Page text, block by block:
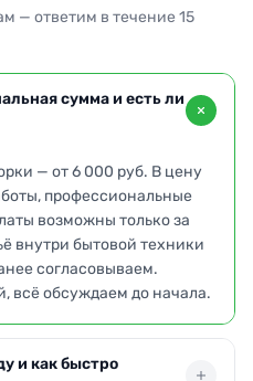
— ответим в течение 15
сумма и есть ли
— от 6 000 руб. В цену
профессиональные
возможны только за
внутри бытовой техники
согласовываем.
всё обсуждаем до начала.
и как быстро